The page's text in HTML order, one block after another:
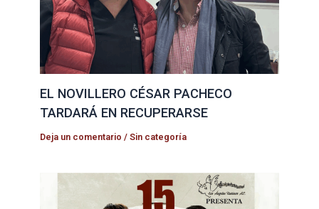
EL NOVILLERO CÉSAR PACHECO
TARDARÁ EN RECUPERARSE
Deja un comentario /Sin categoría